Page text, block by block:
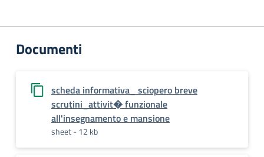
Documenti
scheda informativa_ sciopero breve
scrutini_attivit� funzionale
all'insegnamento e mansione
sheet - 12 kb